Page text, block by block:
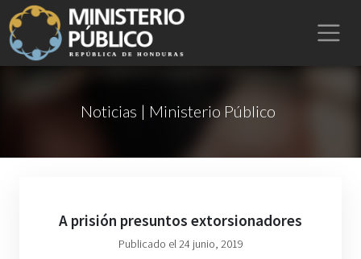
Noticias | Ministerio Público
A prisión presuntos extorsionadores
Publicado el 24 junio, 2019